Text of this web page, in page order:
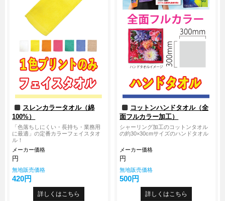
スレンカラータオル（綿
100%）
「色落ちしにくい・長持ち・業務用
に最適」の定番カラーフェイスタオ
ル！
メーカー価格
円
無地販売価格
420円
詳しくはこちら
コットンハンドタオル（全
面フルカラー加工）
シャーリング加工のコットンタオル
の約30×30cmサイズのハンドタオル
メーカー価格
円
無地販売価格
500円
詳しくはこちら